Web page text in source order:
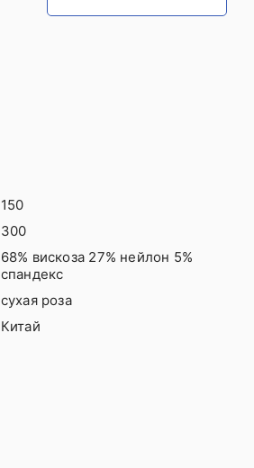
150
300
68% вискоза 27% нейлон 5%
спандекс
сухая роза
Китай